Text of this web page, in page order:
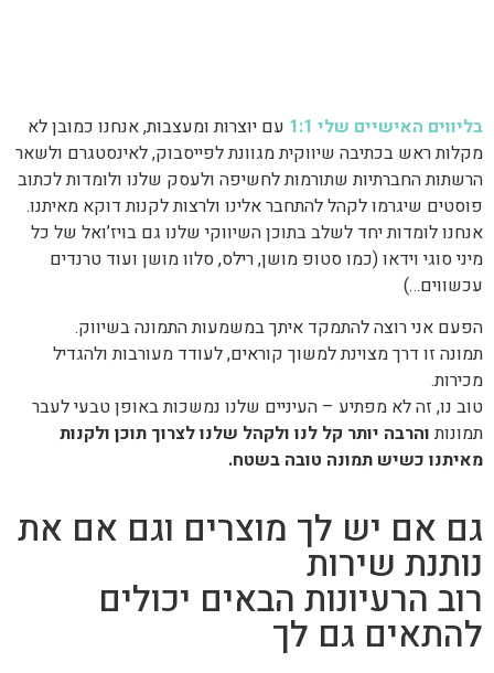
בליווים האישיים שלי 1:1
עם יוצרות ומעצבות, אנחנו כמובן לא
מקלות ראש בכתיבה שיווקית מגוונת לפייסבוק, לאינסטגרם ולשאר
הרשתות החברתיות שתורמות לחשיפה ולעסק שלנו ולומדות לכתוב
פוסטים שיגרמו לקהל להתחבר אלינו ולרצות לקנות דוקא מאיתנו.
אנחנו לומדות יחד לשלב בתוכן השיווקי שלנו גם בויז’ואל של כל
מיני סוגי וידאו (כמו סטופ מושן, רילס, סלוו מושן ועוד טרנדים
עכשווים…)
הפעם אני רוצה להתמקד איתך במשמעות התמונה בשיווק.
תמונה זו דרך מצוינת למשוך קוראים, לעודד מעורבות ולהגדיל
מכירות.
טוב נו, זה לא מפתיע – העיניים שלנו נמשכות באופן טבעי לעבר
תמונותוהרבה יותר קל לנו ולקהל שלנו לצרוך תוכן ולקנות
מאיתנו כשיש תמונה טובה בשטח.
גם אם יש לך מוצרים וגם אם את
נותנת שירות
רוב הרעיונות הבאים יכולים
להתאים גם לך